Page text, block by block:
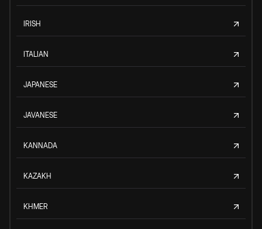
IRISH
ITALIAN
JAPANESE
JAVANESE
KANNADA
KAZAKH
KHMER